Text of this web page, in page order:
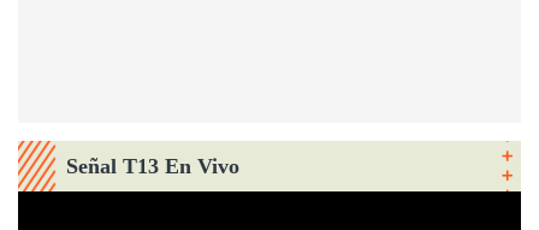
Señal T13 En Vivo